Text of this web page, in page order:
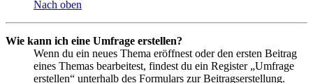
Nach oben
Wie kann ich eine Umfrage erstellen?
Wenn du ein neues Thema eröffnest oder den ersten Beitrag
eines Themas bearbeitest, findest du ein Register „Umfrage
erstellen“ unterhalb des Formulars zur Beitragserstellung.